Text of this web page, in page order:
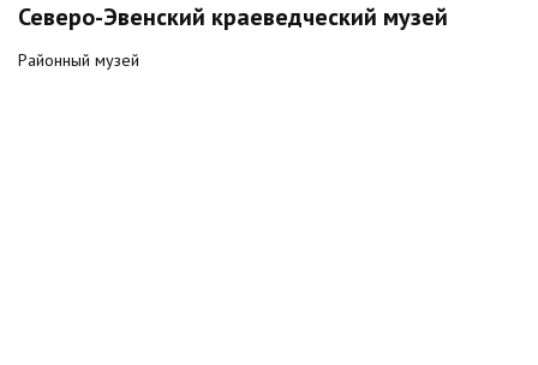
Северо-Эвенский краеведческий музей
Районный музей